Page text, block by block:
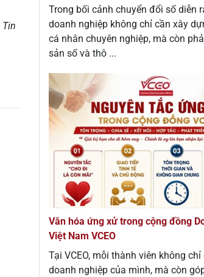
Tin
Trong bối cảnh chuyển đổi số diễn
doanh nghiệp không chỉ cần xây
cá nhân chuyên nghiệp, mà còn
sản số và thô ...
Văn hóa ứng xử trong cộng đồng
Việt Nam VCEO
Tại VCEO, mỗi thành viên không
doanh nghiệp của mình, mà còn